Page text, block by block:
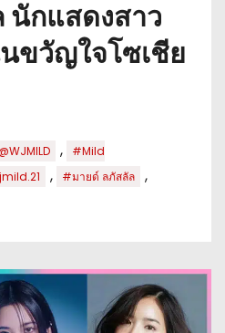
นักแสดงสาว
ขวัญใจโซเชีย
,
#Mild
, #มายด์ ลภัสลัล ,